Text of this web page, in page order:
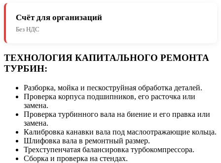
Счёт для организаций
Без НДС
ТЕХНОЛОГИЯ КАПИТАЛЬНОГО РЕМОНТА
ТУРБИН:
Разборка, мойка и пескоструйная обработка деталей.
Проверка корпуса подшипников, его расточка или
замена.
Проверка турбинного вала на биение и его правка или
замена.
Калибровка канавки вала под маслоотражающие кольца.
Шлифовка вала в ремонтный размер.
Трехступенчатая балансировка турбокомпрессора.
Сборка и проверка на стендах.